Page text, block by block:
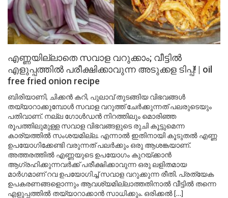
എണ്ണയില്ലാതെ സവാള വറുക്കാം; വീട്ടിൽ
എളുപ്പത്തിൽ പരീക്ഷിക്കാവുന്ന അടുക്കള ടിപ്പ്! | oil
free fried onion recipe
ബിരിയാണി, ചിക്കൻ കറി, പുലാവ് തുടങ്ങിയ വിഭവങ്ങൾ
തയ്യാറാക്കുമ്പോൾ സവാള വറുത്ത് ചേർക്കുന്നത് പലരുടെയും
പതിവാണ്. നല്ല ഗോൾഡൻ നിറത്തിലും മൊരിഞ്ഞ
രൂപത്തിലുമുള്ള സവാള വിഭവങ്ങളുടെ രുചി കൂട്ടുമെന്ന
കാര്യത്തിൽ സംശയമില്ല. എന്നാൽ ഇതിനായി കൂടുതൽ എണ്ണ
ഉപയോഗിക്കേണ്ടി വരുന്നത് പലർക്കും ഒരു ആശങ്കയാണ്.
അത്തരത്തിൽ എണ്ണയുടെ ഉപയോഗം കുറയ്ക്കാൻ
ആഗ്രഹിക്കുന്നവർക്ക് പരീക്ഷിക്കാവുന്ന ഒരു ലളിതമായ
മാർഗമാണ് റവ ഉപയോഗിച്ച് സവാള വറുക്കുന്ന രീതി. പ്രത്യേക
ഉപകരണങ്ങളൊന്നും ആവശ്യമില്ലാത്തതിനാൽ വീട്ടിൽ തന്നെ
എളുപ്പത്തിൽ തയ്യാറാക്കാൻ സാധിക്കും. ഒരിക്കൽ […]